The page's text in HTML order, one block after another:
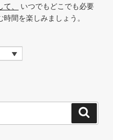
、
いつでもどこでも必要
間を楽しみましょう。